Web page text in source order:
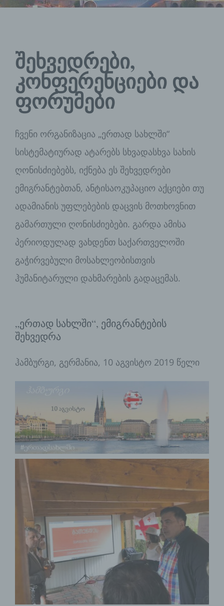
შეხვედრები,
კონფერენციები და
ფორუმები
ჩვენი ორგანიზაცია „ერთად სახლში“
სისტემატიურად ატარებს სხვადასხვა სახის
ღონისძიებებს, იქნება ეს შეხვედრები
ემიგრანტებთან, ანტისაოკუპაციო აქციები თუ
ადამიანის უფლებების დაცვის მოთხოვნით
გამართული ღონისძიებები. გარდა ამისა
პერიოდულად ვახდენთ საქართველოში
გაჭირვებული მოსახლეობისთვის
ჰუმანიტარული დახმარების გადაცემას.
„ერთად სახლში“, ემიგრანტების
შეხვედრა
ჰამბურგი, გერმანია, 10 აგვისტო 2019 წელი